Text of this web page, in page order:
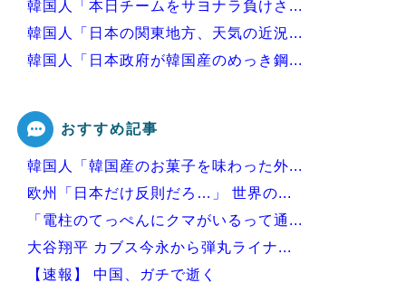
韓国人「本日チームをサヨナラ負けさ...
韓国人「日本の関東地方、天気の近況...
韓国人「日本政府が韓国産のめっき鋼...
Powered by livedoor 相互RSS
おすすめ記事
韓国人「韓国産のお菓子を味わった外...
欧州「日本だけ反則だろ…」 世界の...
「電柱のてっぺんにクマがいるって通...
大谷翔平 カブス今永から弾丸ライナ...
【速報】 中国、ガチで逝く